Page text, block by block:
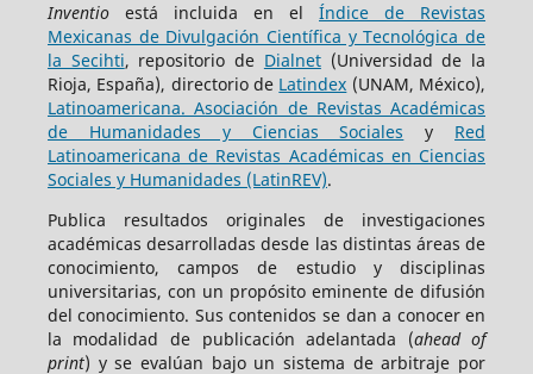
Inventioestá incluida en elÍndice de Revistas
Mexicanas de Divulgación Científica y Tecnológica de
la Secihti, repositorio de Dialnet(Universidad de la
Rioja, España), directorio de Latindex (UNAM, México),
Latinoamericana. Asociación de Revistas Académicas
de Humanidades y Ciencias Sociales y Red
Latinoamericana de Revistas Académicas en Ciencias
Sociales y Humanidades (LatinREV).
Publica resultados originales de investigaciones
académicas desarrolladas desde las distintas áreas de
conocimiento, campos de estudio y disciplinas
universitarias, con un propósito eminente de difusión
del conocimiento. Sus contenidos se dan a conocer en
la modalidad de publicación adelantada (ahead of
print) y se evalúan bajo un sistema de arbitraje por